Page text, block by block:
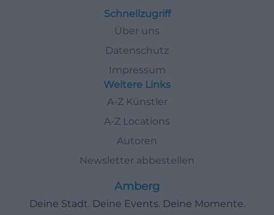
Schnellzugriff
Über uns
Datenschutz
Impressum
Weitere Links
A-Z Künstler
A-Z Locations
Autoren
Newsletter abbestellen
Amberg
Deine Stadt. Deine Events. Deine Momente.